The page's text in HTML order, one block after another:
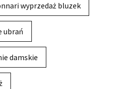
wyprzedaż bluzek
ubrań
damskie